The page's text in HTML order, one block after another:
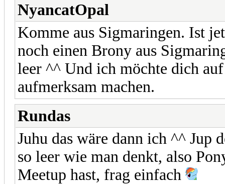
NyancatOpal
Komme aus Sigmaringen. Ist
noch einen Brony aus
leer ^^ Und ich möchte dich
aufmerksam machen.
Rundas
Juhu das wäre dann ich ^^ Jup
so leer wie man denkt, also
Meetup hast, frag einfach